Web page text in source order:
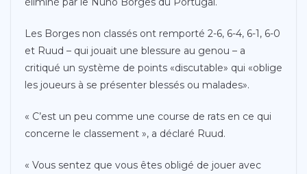
Les Borges non classés ont remporté 2-6, 6-4, 6-1, 6-0
et Ruud – qui jouait une blessure au genou – a
critiqué un système de points «discutable» qui «oblige
les joueurs à se présenter blessés ou malades».
« C’est un peu comme une course de rats en ce qui
concerne le classement », a déclaré Ruud.
« Vous sentez que vous êtes obligé de jouer avec